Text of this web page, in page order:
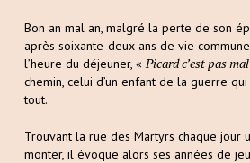
Bon an mal an, malgré la perte de son
après soixante-deux ans de vie
l’heure du déjeuner, «Picard c’est pas
chemin, celui d’un enfant de la guerre
tout.
Trouvant la rue des Martyrs chaque jour
monter, il évoque alors ses années de